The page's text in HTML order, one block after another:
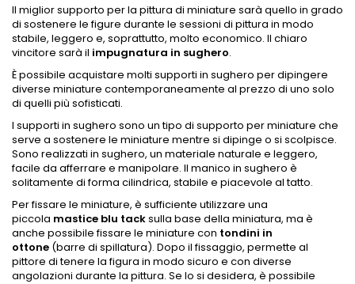
Il miglior supporto per la pittura di miniature sarà quello in grado
di sostenere le figure durante le sessioni di pittura in modo
stabile, leggero e, soprattutto, molto economico. Il chiaro
vincitore sarà il impugnatura in sughero.
È possibile acquistare molti supporti in sughero per dipingere
diverse miniature contemporaneamente al prezzo di uno solo
di quelli più sofisticati.
I supporti in sughero sono un tipo di supporto per miniature che
serve a sostenere le miniature mentre si dipinge o si scolpisce.
Sono realizzati in sughero, un materiale naturale e leggero,
facile da afferrare e manipolare. Il manico in sughero è
solitamente di forma cilindrica, stabile e piacevole al tatto.
Per fissare le miniature, è sufficiente utilizzare una
piccola mastice blu tacksulla base della miniatura, ma è
anche possibile fissare le miniature con tondini in
ottone (barre di spillatura). Dopo il fissaggio, permette al
pittore di tenere la figura in modo sicuro e con diverse
angolazioni durante la pittura. Se lo si desidera, è possibile